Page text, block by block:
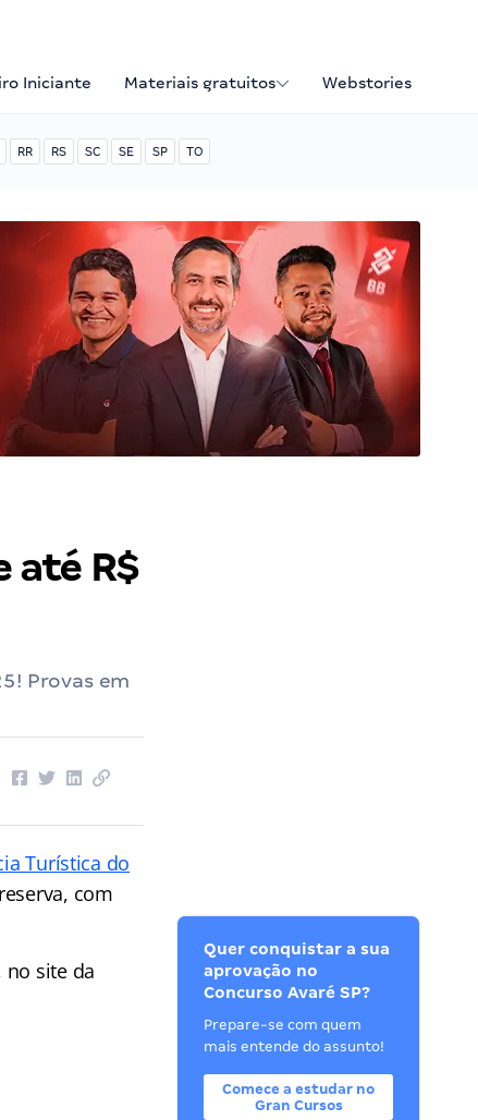
Iniciante Materiais gratuitos Webstories
RR RS SC SE SP TO
até R$
Provas em
Turística do
com
no site da
Quer conquistar a sua
aprovação no
Concurso Avaré SP?
Prepare-se com quem
mais entende do assunto!
Comece a estudar no
Gran Cursos